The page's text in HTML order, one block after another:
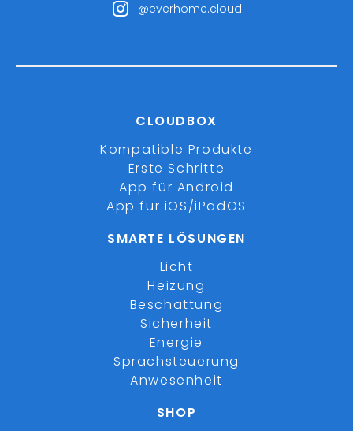
@everhome.cloud
CLOUDBOX
Kompatible Produkte
Erste Schritte
App für Android
App für iOS/iPadOS
SMARTE LÖSUNGEN
Licht
Heizung
Beschattung
Sicherheit
Energie
Sprachsteuerung
Anwesenheit
SHOP